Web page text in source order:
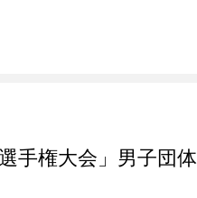
手権大会」男子団体